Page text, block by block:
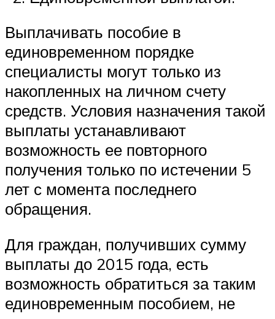
Выплачивать пособие в
единовременном порядке
специалисты могут только из
накопленных на личном счету
средств. Условия назначения такой
выплаты устанавливают
возможность ее повторного
получения только по истечении 5
лет с момента последнего
обращения.
Для граждан, получивших сумму
выплаты до 2015 года, есть
возможность обратиться за таким
единовременным пособием, не